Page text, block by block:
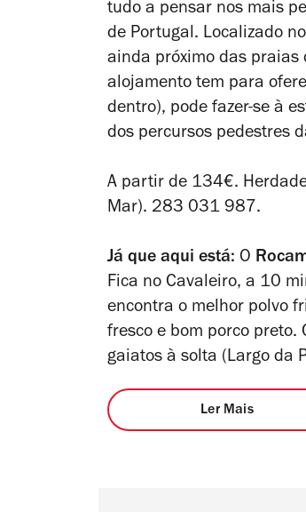
tudo a pensar nos mais
de Portugal. Localizado
ainda próximo das praias
alojamento tem para
dentro), pode fazer-se à
dos percursos pedestres
A partir de 134€.
Mar). 283 031 987.
Já que aqui está: O
Fica no Cavaleiro, a 10
encontra o melhor polvo
fresco e bom porco
gaiatos à solta (Largo da
Ler Mais